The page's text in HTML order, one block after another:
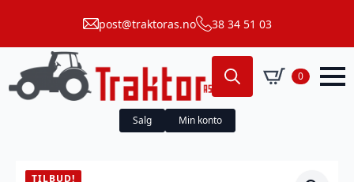
post@traktoras.no 38 34 51 03
Search
for:
0
Salg Min konto
TILBUD!